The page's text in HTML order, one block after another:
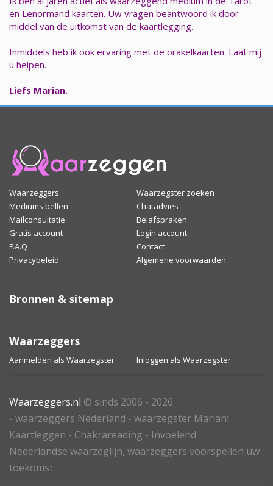
en Lenormand kaarten. Uw vragen beantwoord ik door
middel van de uitkomst van de kaartlegging.
Inmiddels heb ik ook ervaring met de orakelkaarten. Laat mij
u helpen.
Liefs Marian.
Waarzeggers
Waarzegster zoeken
Mediums bellen
Chatadvies
Mailconsultatie
Belafspraken
Gratis account
Login account
F.A.Q
Contact
Privacybeleid
Algemene voorwaarden
Bronnen & sitemap
Waarzeggers
Aanmelden als Waarzegster Inloggen als Waarzegster
Waarzeggers.nl © sinds 2006 - 2026
- waarzeggers Nederland - waarzegster Marian:
Kaartleggen - Chakrareading - Invoelend
Nederlandse waarzeglijn, waarzeggers voorspellen uw
toekomst